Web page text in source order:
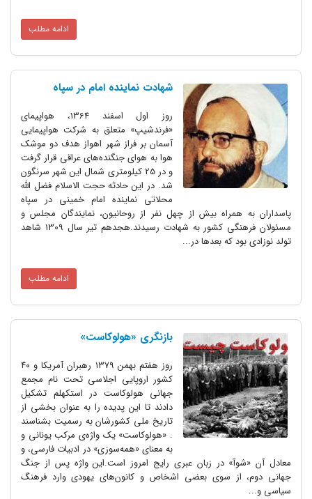
ادامه مطلب
شهادت نماینده امام در سپاه
روز اول اسفند 1364، هواپیمای
«فرندشیپ‌» متعلق به شرکت هواپیمایی
آسمان بر فراز شهر اهواز هدف دو موشک
هوا به هوای جنگنده‌های عراقی قرار گرفت
و در 25 کیلومتری شمال این شهر سرنگون
شد. در این حادثه حجت الاسلام فضل الله
محلاتی نماینده امام خمینی در سپاه
پاسداران به همراه بیش از چهل نفر از روحانیون‌، نمایندگان مجلس و
مسئولان فرهنگی کشور به شهادت رسیدند.هجدهم تیر سال 1309 شاهد
تولد نوزادی بود که بعدها در...
ادامه مطلب
بازنگری «هولوکاست»
روز هفتم بهمن ۱۳۷۹ رهبران آمریکا و ۴۰
کشور اروپایی اجلاسی تحت نام مجمع
جهانی هولوکاست در استکهلم تشکیل
دادند تا این پدیده را به عنوان بخشی از
تاریخ ملی کشورشان به رسمیت بشناسند
. «هولوکاست» یک واژه‌ی مرکب یونانی و
به معنای «همه‌سوزی» در ادبیات فارسی، و
معادل آن «شوآ» در زبان عبری رایج امروز است.این واژه‌ پس از جنگ
جهانی دوم، از سوی بعضی اشخاص و کانون‌های یهودی وارد فرهنگ
سیاسی و...